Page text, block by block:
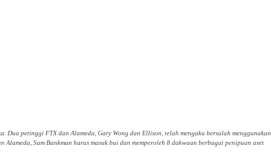
Dua petinggi FTX dan Alameda, Gary Wong dan Ellison, telah mengaku bersalah menggunakan
Sam Bankman harus masuk bui dan memperoleh 8 dakwaan berbagai penipuan aset